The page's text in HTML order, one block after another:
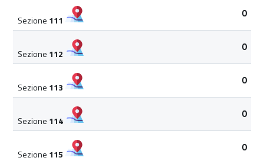
Sezione 111
0
Sezione 112
0
Sezione 113
0
Sezione 114
0
Sezione 115
0